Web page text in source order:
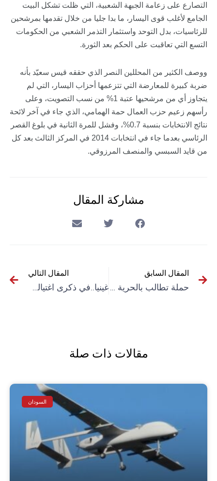
التصارع على زعامة الجبهة الشعبية، التي ظلت تشكل البيت
الجامع لأغلب قوى اليسار، ما بدا جليا من خلال تقدمها بمرشحين
للرئاسيات، بدل التوحد واستثمار التذمر الشعبي من الحكومات
التسع التي تعاقبت على الحكم بعد الثورة.
ووصف الكثير من المحللين النصر الذي حققه قيس سعيّد بأنه
ضربة كبيرة للمعارضة التي تتزعمها أحزاب اليسار، التي لم
يتجاوز أي من مرشحيها عتبة 1% من نسب التصويت، وعلى
رأسهم زعيم حزب العمال حمة الهمامي، الذي جاء في آخر لائحة
نتائج الانتخابات بنسبة 0.7%، وفشل للمرة الثانية في بلوغ القصر
الرئاسي بعدما جاء في انتخابات 2014 في المركز الثالث بعد كل
من قايد السبسي والمنصف المرزوقي.
مشاركة المقال
المقال السابق
حملة تطالب بالحرية وتشكي استبداد السلطات
المقال التالي
غينيا..في ذكرى اغتياله..أميلكار كابرال يعيش فينا!
مقالات ذات صلة
السودان